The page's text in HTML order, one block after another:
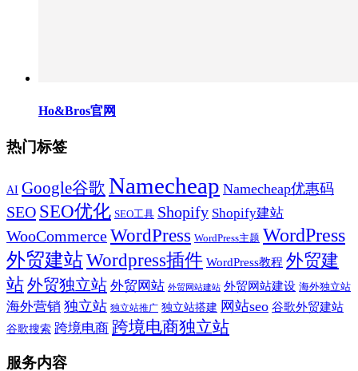
Ho&Bros官网
热门标签
AI Google谷歌 Namecheap Namecheap优惠码
SEO SEO优化 SEO工具 Shopify Shopify建站
WooCommerceWordPress WordPress主题 WordPress
外贸建站Wordpress插件 WordPress教程 外贸建
站外贸独立站 外贸网站 外贸网站建站 外贸网站建设 海外独立站
海外营销 独立站 独立站推广 独立站搭建 网站seo 谷歌外贸建站
谷歌搜索 跨境电商 跨境电商独立站
服务内容